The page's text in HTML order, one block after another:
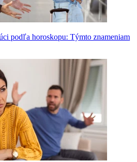
podľa horoskopu: Týmto znameniam